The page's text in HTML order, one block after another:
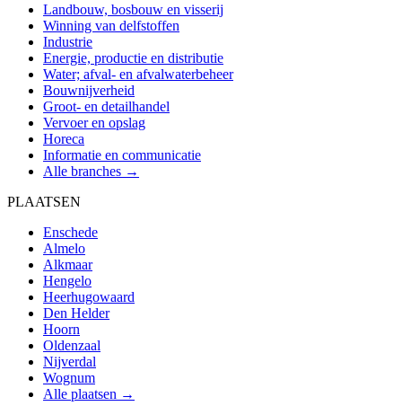
Landbouw, bosbouw en visserij
Winning van delfstoffen
Industrie
Energie, productie en distributie
Water; afval- en afvalwaterbeheer
Bouwnijverheid
Groot- en detailhandel
Vervoer en opslag
Horeca
Informatie en communicatie
Alle branches →
PLAATSEN
Enschede
Almelo
Alkmaar
Hengelo
Heerhugowaard
Den Helder
Hoorn
Oldenzaal
Nijverdal
Wognum
Alle plaatsen →